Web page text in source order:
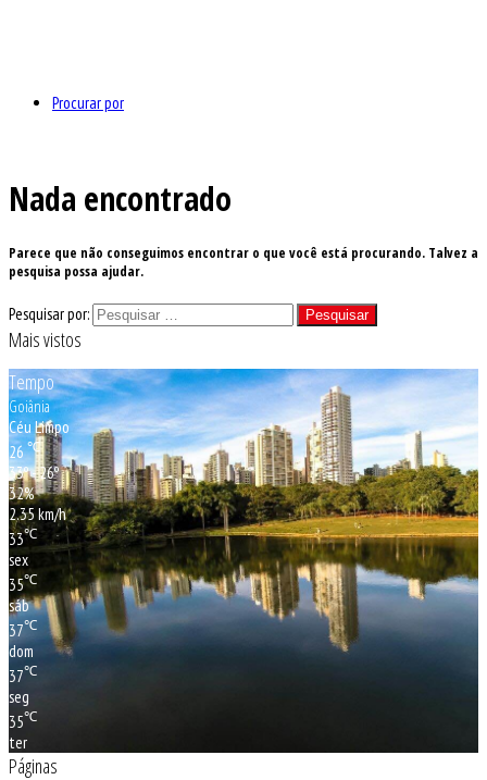
Procurar por
Nada encontrado
Parece que não conseguimos encontrar o que você está procurando. Talvez a
pesquisa possa ajudar.
Pesquisar por:
Mais vistos
Tempo
Goiânia
Céu Limpo
26℃
33º - 26º
32%
2.35 km/h
33℃
sex
35℃
sáb
37℃
dom
37℃
seg
35℃
ter
Páginas